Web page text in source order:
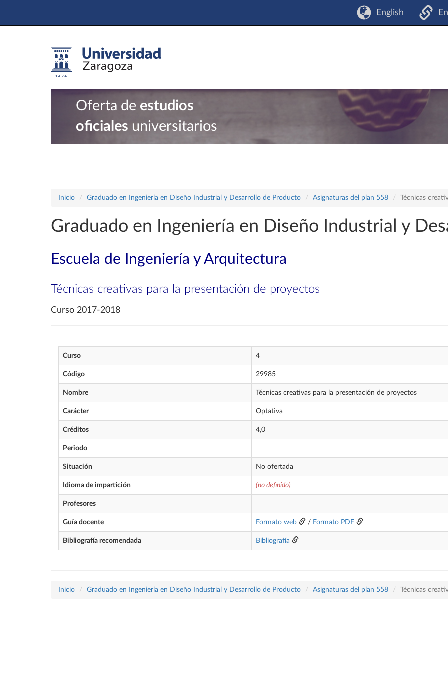
English
Oferta de estudios
oficiales universitarios
Inicio Graduado en Ingeniería en Diseño Industrial y Desarrollo de Producto Asignaturas del plan 558 Técnicas
Graduado en Ingeniería en Diseño Industrial y
Escuela de Ingeniería y Arquitectura
Técnicas creativas para la presentación de proyectos
Curso 2017-2018
Curso 4
Código 29985
Nombre Técnicas creativas para la presentación de proyectos
Carácter Optativa
Créditos 4,0
Periodo
Situación No ofertada
Idioma de impartición (no definido)
Profesores
Guía docente Formato web / Formato PDF
Bibliografía recomendada Bibliografía
Inicio Graduado en Ingeniería en Diseño Industrial y Desarrollo de Producto Asignaturas del plan 558 Técnicas